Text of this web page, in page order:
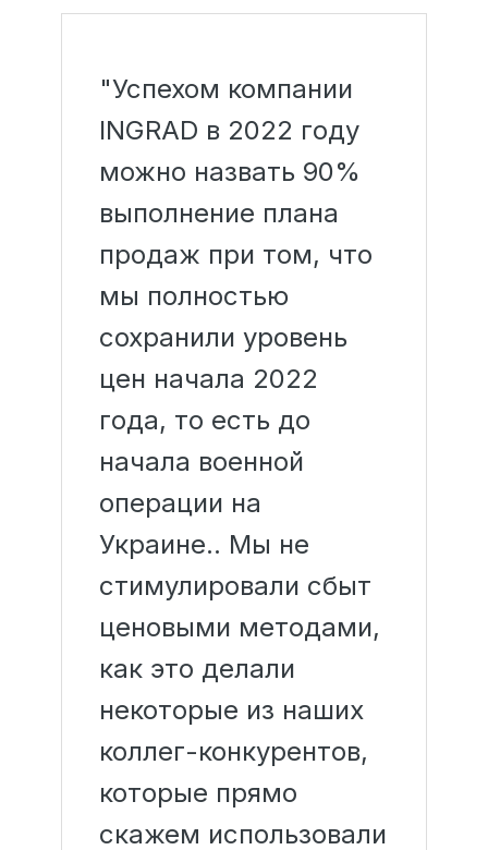
"Успехом компании
INGRAD в 2022 году
можно назвать 90%
выполнение плана
продаж при том, что
мы полностью
сохранили уровень
цен начала 2022
года, то есть до
начала военной
операции на
Украине.. Мы не
стимулировали сбыт
ценовыми методами,
как это делали
некоторые из наших
коллег-конкурентов,
которые прямо
скажем использовали